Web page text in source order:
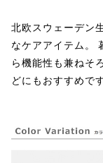
北欧スウェーデン
なケアアイテム。
ら機能性も兼ねそ
どにもおすすめです